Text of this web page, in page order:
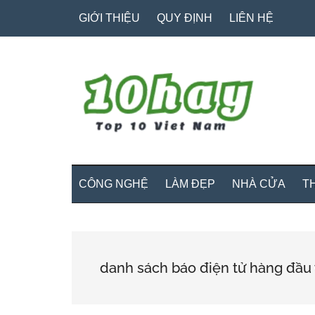
GIỚI THIỆU QUY ĐỊNH LIÊN HỆ
CÔNG NGHỆ LÀM ĐẸP NHÀ CỬA
danh sách báo điện tử hàng